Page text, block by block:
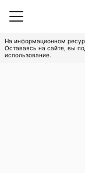
На информационном
Оставаясь на сайте, вы
использование.